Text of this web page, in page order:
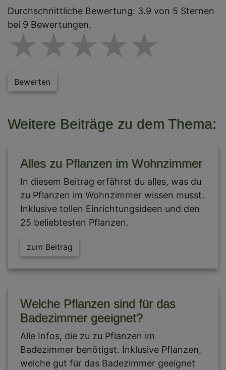
Durchschnittliche Bewertung: 3.9 von 5 Sternen
bei 9 Bewertungen.
4
3 stars
2 stars
1 star
Bewerten
Weitere Beiträge zu dem Thema:
Alles zu Pflanzen im Wohnzimmer
In diesem Beitrag erfährst du alles, was du
zu Pflanzen im Wohnzimmer wissen musst.
Inklusive tollen Einrichtungsideen und den
25 beliebtesten Pflanzen.
zum Beitrag
Welche Pflanzen sind für das
Badezimmer geeignet?
Alle Infos, die zu zu Pflanzen im
Badezimmer benötigst. Inklusive Pflanzen,
welche gut für das Badezimmer geeignet